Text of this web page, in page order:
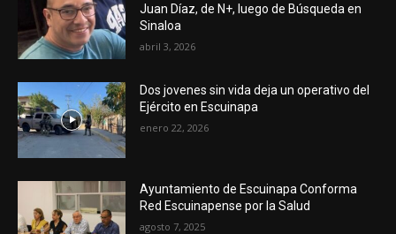
Juan Díaz, de N+, luego de Búsqueda en
Sinaloa
abril 3, 2026
Dos jovenes sin vida deja un operativo del
Ejército en Escuinapa
enero 22, 2026
Ayuntamiento de Escuinapa Conforma
Red Escuinapense por la Salud
agosto 7, 2025